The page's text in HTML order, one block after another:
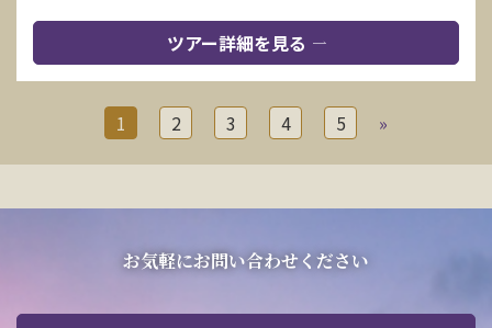
ツアー詳細を見る
1 2 3 4 5 »
お気軽にお問い合わせください